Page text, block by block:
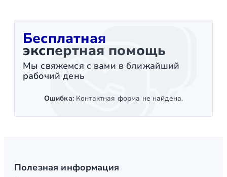
Бесплатная
экспертная помощь
Мы свяжемся с вами в ближайший
рабочий день
Ошибка:Контактная форма не найдена.
Полезная информация